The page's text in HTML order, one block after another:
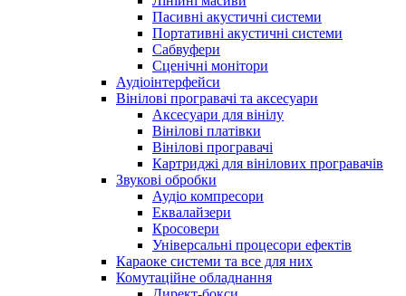
Пасивні акустичні системи
Портативні акустичні системи
Сабвуфери
Сценічні монітори
Аудіоінтерфейси
Вінілові програвачі та аксесуари
Аксесуари для вінілу
Вінілові платівки
Вінілові програвачі
Картриджі для вінілових програвачів
Звукові обробки
Аудіо компресори
Еквалайзери
Кросовери
Універсальні процесори ефектів
Караоке системи та все для них
Комутаційне обладнання